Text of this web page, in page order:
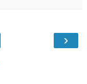
›